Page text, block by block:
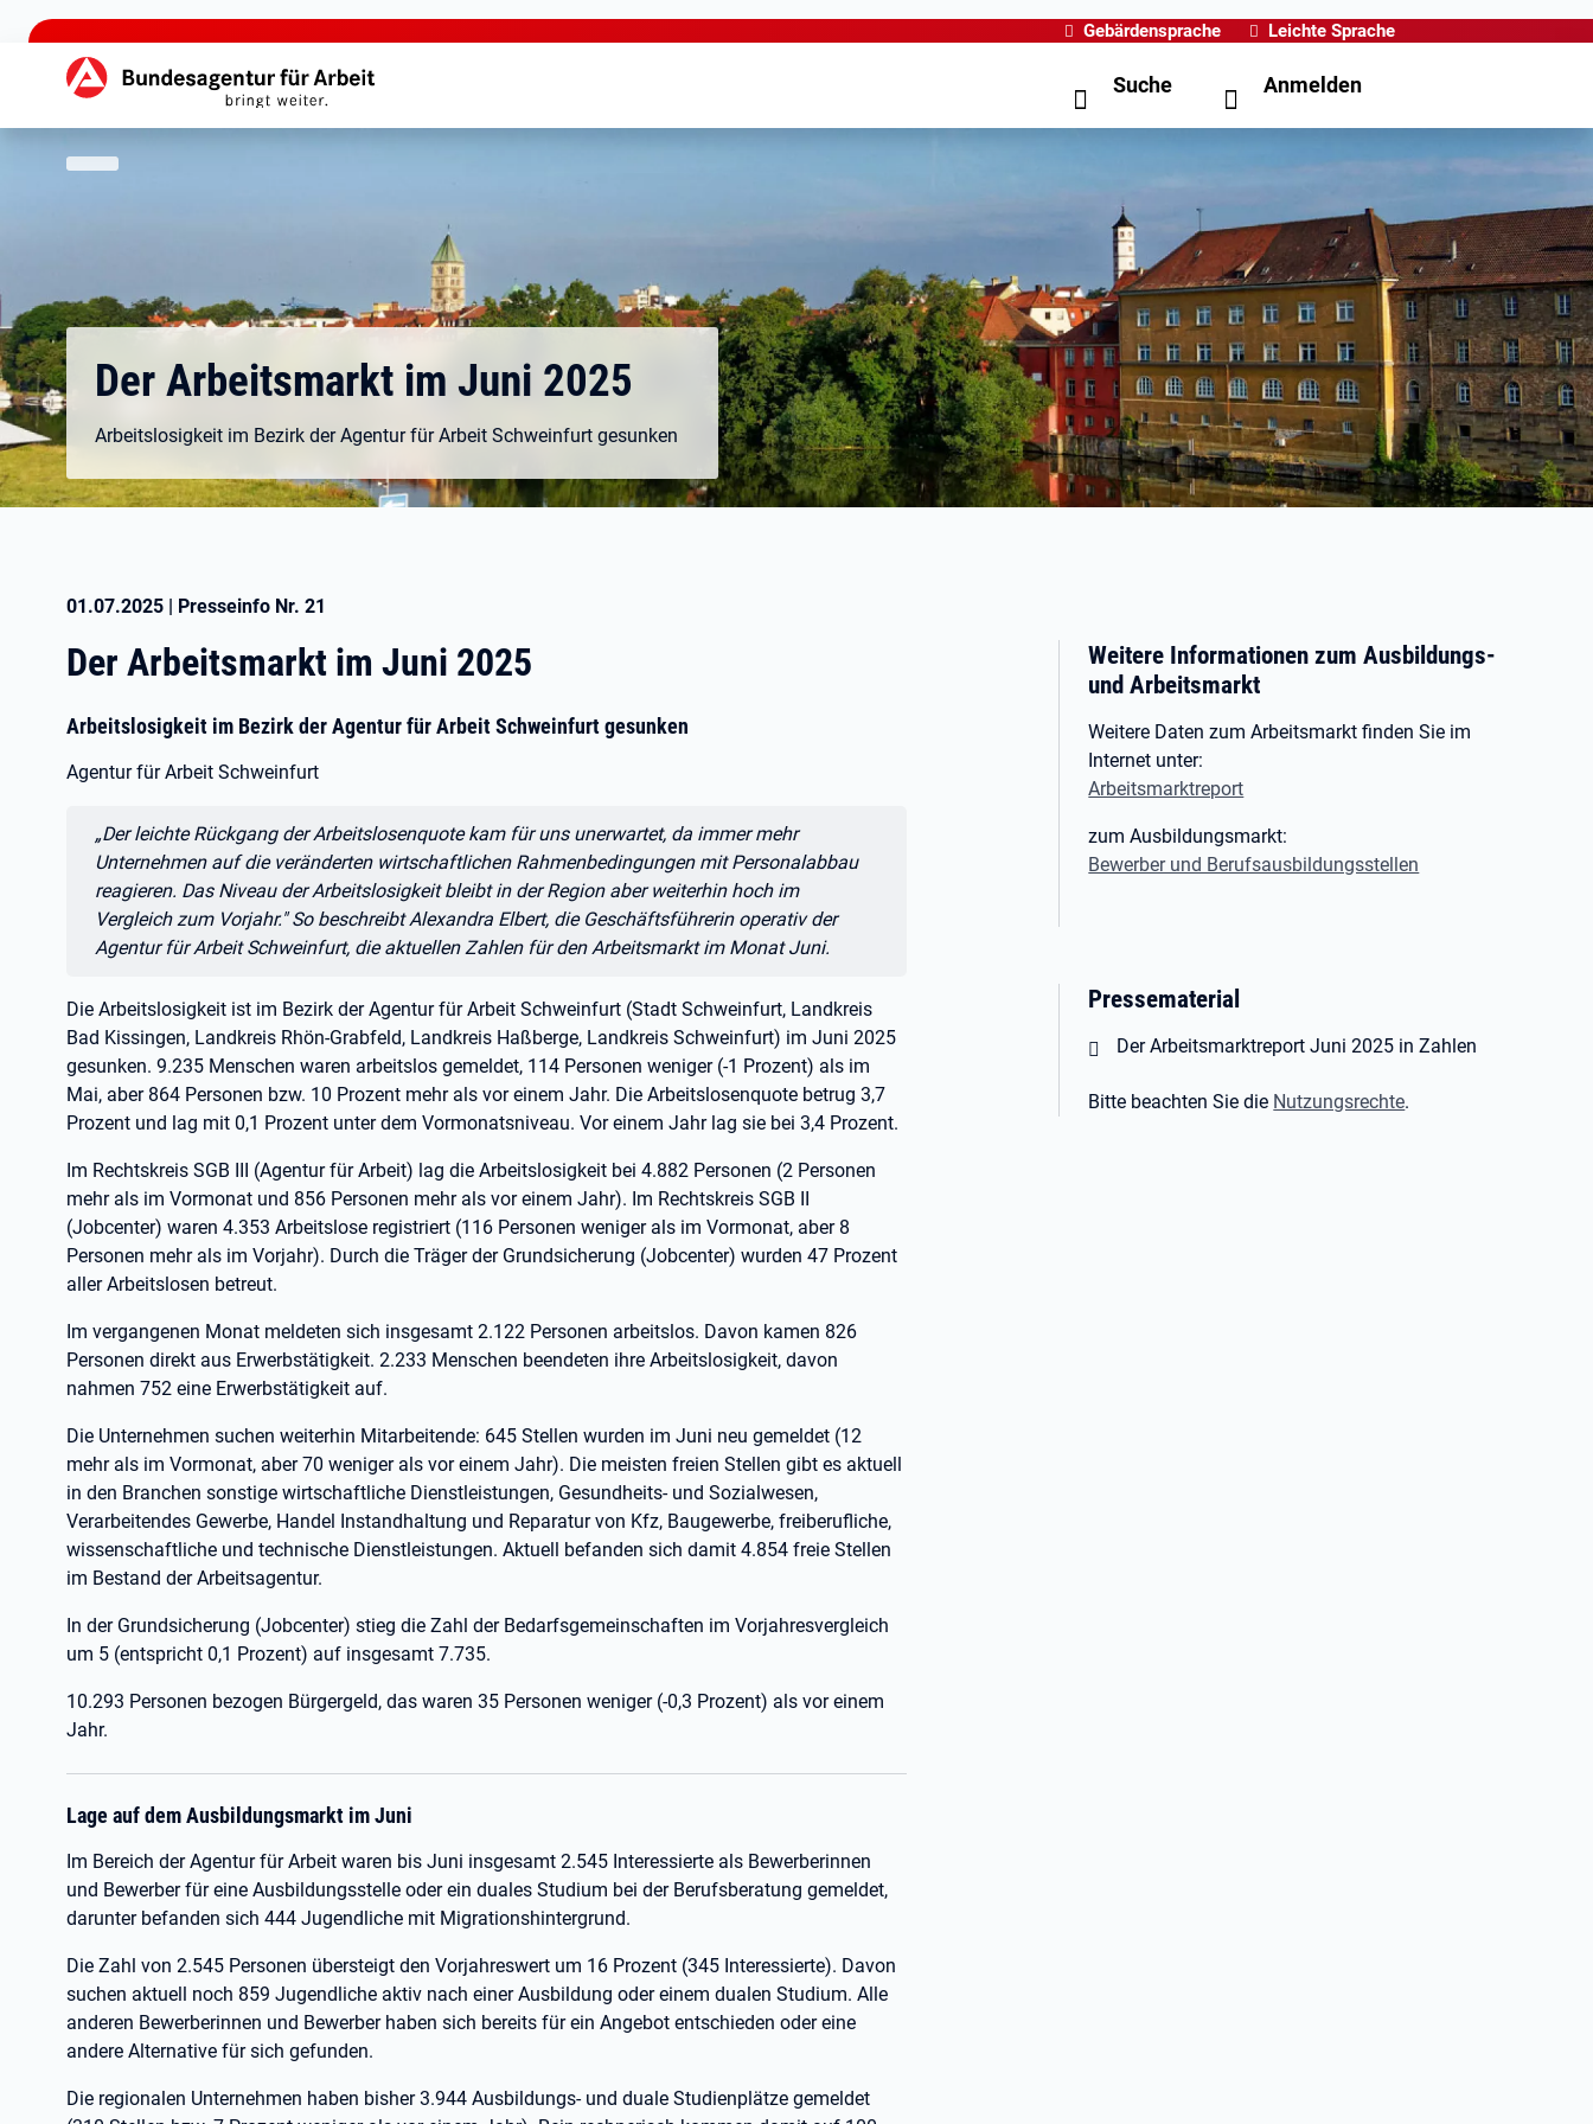
zu den Hauptinhalten springen
Gebärdensprache Leichte Sprache
Hauptnavigation Suche Anmelden
Der Arbeitsmarkt im Juni 2025
Arbeitslosigkeit im Bezirk der Agentur für Arbeit Schweinfurt gesunken
01.07.2025 | Presseinfo Nr. 21
Der Arbeitsmarkt im Juni 2025
Arbeitslosigkeit im Bezirk der Agentur für Arbeit Schweinfurt gesunken
Agentur für Arbeit Schweinfurt
Zitat:
„Der leichte Rückgang der Arbeitslosenquote kam für uns unerwartet, da immer mehr
Unternehmen auf die veränderten wirtschaftlichen Rahmenbedingungen mit Personalabbau
reagieren. Das Niveau der Arbeitslosigkeit bleibt in der Region aber weiterhin hoch im
Vergleich zum Vorjahr." So beschreibt Alexandra Elbert, die Geschäftsführerin operativ der
Agentur für Arbeit Schweinfurt, die aktuellen Zahlen für den Arbeitsmarkt im Monat Juni.
Die Arbeitslosigkeit ist im Bezirk der Agentur für Arbeit Schweinfurt (Stadt Schweinfurt, Landkreis
Bad Kissingen, Landkreis Rhön-Grabfeld, Landkreis Haßberge, Landkreis Schweinfurt) im Juni 2025
gesunken. 9.235 Menschen waren arbeitslos gemeldet, 114 Personen weniger (-1 Prozent) als im
Mai, aber 864 Personen bzw. 10 Prozent mehr als vor einem Jahr. Die Arbeitslosenquote betrug 3,7
Prozent und lag mit 0,1 Prozent unter dem Vormonatsniveau. Vor einem Jahr lag sie bei 3,4 Prozent.
Im Rechtskreis SGB III (Agentur für Arbeit) lag die Arbeitslosigkeit bei 4.882 Personen (2 Personen
mehr als im Vormonat und 856 Personen mehr als vor einem Jahr). Im Rechtskreis SGB II
(Jobcenter) waren 4.353 Arbeitslose registriert (116 Personen weniger als im Vormonat, aber 8
Personen mehr als im Vorjahr). Durch die Träger der Grundsicherung (Jobcenter) wurden 47 Prozent
aller Arbeitslosen betreut.
Im vergangenen Monat meldeten sich insgesamt 2.122 Personen arbeitslos. Davon kamen 826
Personen direkt aus Erwerbstätigkeit. 2.233 Menschen beendeten ihre Arbeitslosigkeit, davon
nahmen 752 eine Erwerbstätigkeit auf.
Die Unternehmen suchen weiterhin Mitarbeitende: 645 Stellen wurden im Juni neu gemeldet (12
mehr als im Vormonat, aber 70 weniger als vor einem Jahr). Die meisten freien Stellen gibt es aktuell
in den Branchen sonstige wirtschaftliche Dienstleistungen, Gesundheits- und Sozialwesen,
Verarbeitendes Gewerbe, Handel Instandhaltung und Reparatur von Kfz, Baugewerbe, freiberufliche,
wissenschaftliche und technische Dienstleistungen. Aktuell befanden sich damit 4.854 freie Stellen
im Bestand der Arbeitsagentur.
In der Grundsicherung (Jobcenter) stieg die Zahl der Bedarfsgemeinschaften im Vorjahresvergleich
um 5 (entspricht 0,1 Prozent) auf insgesamt 7.735.
10.293 Personen bezogen Bürgergeld, das waren 35 Personen weniger (-0,3 Prozent) als vor einem
Jahr.
Lage auf dem Ausbildungsmarkt im Juni
Im Bereich der Agentur für Arbeit waren bis Juni insgesamt 2.545 Interessierte als Bewerberinnen
und Bewerber für eine Ausbildungsstelle oder ein duales Studium bei der Berufsberatung gemeldet,
darunter befanden sich 444 Jugendliche mit Migrationshintergrund.
Die Zahl von 2.545 Personen übersteigt den Vorjahreswert um 16 Prozent (345 Interessierte). Davon
suchen aktuell noch 859 Jugendliche aktiv nach einer Ausbildung oder einem dualen Studium. Alle
anderen Bewerberinnen und Bewerber haben sich bereits für ein Angebot entschieden oder eine
andere Alternative für sich gefunden.
Die regionalen Unternehmen haben bisher 3.944 Ausbildungs- und duale Studienplätze gemeldet
Weitere Informationen zum Ausbildungs-
und Arbeitsmarkt
Weitere Daten zum Arbeitsmarkt finden Sie im
Internet unter:
Arbeitsmarktreport
zum Ausbildungsmarkt:
Bewerber und Berufsausbildungsstellen
Pressematerial
Öffnet in neuem Tab
Der Arbeitsmarktreport Juni 2025 in Zahlen
Bitte beachten Sie die Nutzungsrechte.